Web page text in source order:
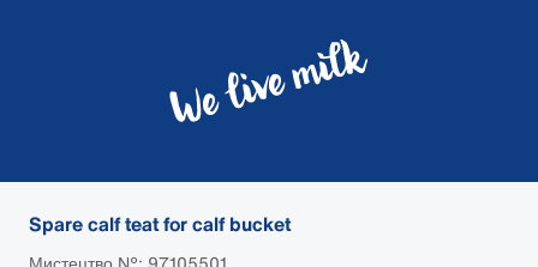
Spare calf teat for calf bucket